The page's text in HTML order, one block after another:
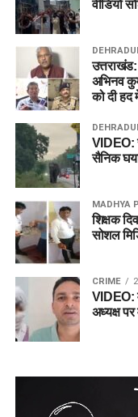
वीडियो
उत्तराखंड:
अभिनव
को दी
VIDEO:
सैनिक
MADHYA
शिक्षक
सोशल
CRIME
VIDEO:
अध्यक्ष